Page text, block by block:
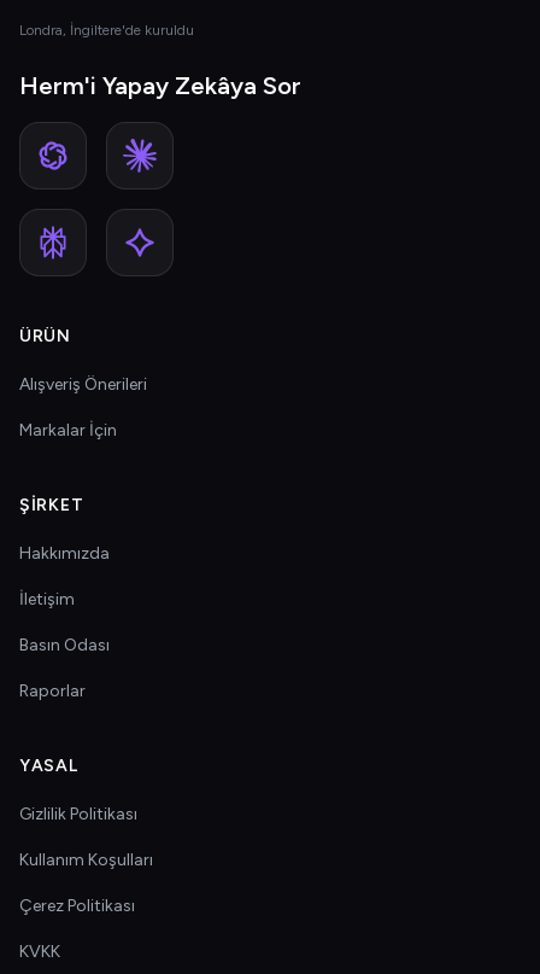
Londra, İngiltere'de kuruldu
Herm'i Yapay Zekâya Sor
ÜRÜN
Alışveriş Önerileri
Markalar İçin
ŞIRKET
Hakkımızda
İletişim
Basın Odası
Raporlar
YASAL
Gizlilik Politikası
Kullanım Koşulları
Çerez Politikası
KVKK